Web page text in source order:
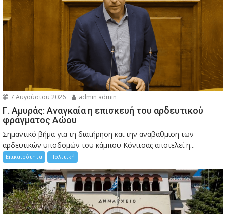
7 Αυγούστου 2026 admin admin
Γ. Αμυράς: Αναγκαία η επισκευή του αρδευτικού
φράγματος Αώου
Σημαντικό βήμα για τη διατήρηση και την αναβάθμιση των
αρδευτικών υποδομών του κάμπου Κόνιτσας αποτελεί η...
Επικαιρότητα Πολιτική